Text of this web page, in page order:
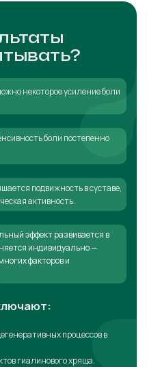
некоторое усиление боли
боли постепенно
подвижность в суставе,
активность.
эффект развивается в
индивидуально —
факторов и
процессов в
гиалинового хряща.